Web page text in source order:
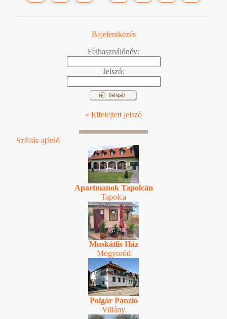
Bejelentkezés
Felhasználónév:
Jelszó:
» Elfelejtett jelszó
Szállás ajánló
Apartmanok Tapolcán
Tapolca
Muskátlis Ház
Mogyoród
Polgár Panzió
Villány